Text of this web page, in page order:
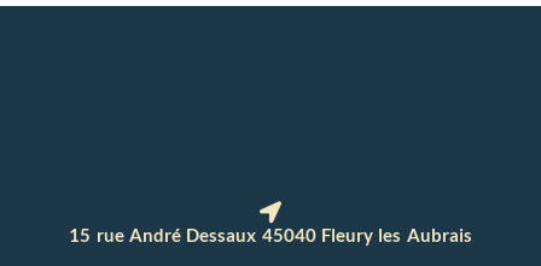
15 rue André Dessaux 45040 Fleury les Aubrais